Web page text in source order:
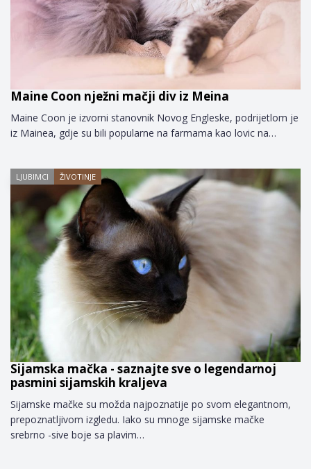
Maine Coon nježni mačji div iz Meina
Maine Coon je izvorni stanovnik Novog Engleske, podrijetlom je
iz Mainea, gdje su bili popularne na farmama kao lovic na…
LJUBIMCI ŽIVOTINJE
Sijamska mačka - saznajte sve o legendarnoj
pasmini sijamskih kraljeva
Sijamske mačke su možda najpoznatije po svom elegantnom,
prepoznatljivom izgledu. Iako su mnoge sijamske mačke
srebrno -sive boje sa plavim…